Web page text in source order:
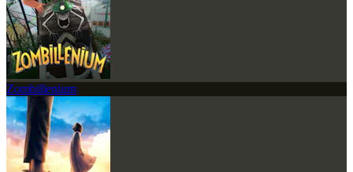
Zombillenium